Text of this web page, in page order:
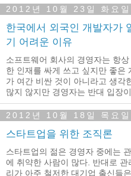
2012년 10월 23일 화요일
한국에서 외국인 개발자가
기 어려운 이유
소프트웨어 회사의 경영자는 항
한 인재를 싸게 쓰고 싶지만 좋은
가 여간 비싼 것이 아니라고 생각
많지 않지만 경영자는 반대 입장
2012년 10월 18일 목요일
스타트업을 위한 조직론
스타트업의 젊은 경영자 중에는
에 취약한 사람이 많다. 반대로
리가 아주 철저한 대기업 출신들